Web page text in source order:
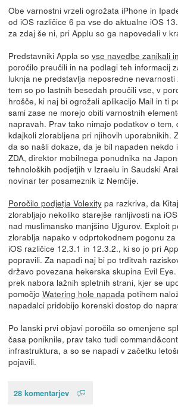
Obe varnostni vrzeli ogrožata iPhone in
od iOS različice 6 pa vse do aktualne iOS
za zdaj še ni, pri Applu so ga napovedali v
Predstavniki Appla so vse navedbe zanikali
poročilo preučili in na podlagi teh informacij
luknja ne predstavlja neposredne
tem so po lastnih besedah proučili vse, v
hrošče, ki naj bi ogrožali aplikacijo Mail in ti
sami zase ne morejo obiti varnostnih
napravah. Prav tako nimajo podatkov o tem,
kdajkoli zlorabljena pri njihovih uporabnikih.
da so našli dokaze, da je bil napaden nekdo
ZDA, direktor mobilnega ponudnika na
tehnoloških podjetjih v Izraelu in Saudski
novinar ter posameznik iz Nemčije.
Poročilo podjetja Volexitypa razkriva, da
zlorabljajo nekoliko starejše ranljivosti na
nad muslimansko manjšino Ujgurov. Exploit
zlorablja napako v odprtokodnem pogonu
iOS različice 12.3.1 in 12.3.2., ki so jo pri
popravili. Za napadi naj bi po trditvah
državo povezana hekerska skupina Evil
prek nabora lažnih spletnih strani, kjer se
pomočjo Watering hole napada potihem
napadalci pridobijo korenski dostop do
Po lanski prvi objavi poročila so omenjene
časa poniknile, prav tako tudi
infrastruktura, a so se napadi v začetku
pojavili.
28 komentarjev